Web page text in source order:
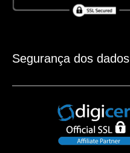
Segurança dos dados